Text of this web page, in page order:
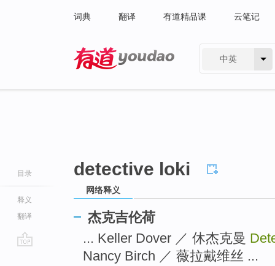
词典 翻译 有道精品课 云笔记
中英
目录
释义
翻译
detective loki
网络释义
杰克吉伦荷
... Keller Dover ／ 休杰克曼
Nancy Birch ／ 薇拉戴维丝 ...